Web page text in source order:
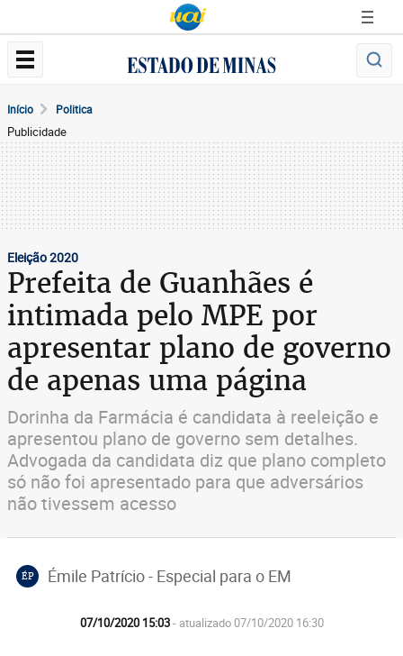
Início Politica
Publicidade
Eleição 2020
Prefeita de Guanhães é
intimada pelo MPE por
apresentar plano de governo
de apenas uma página
Dorinha da Farmácia é candidata à reeleição e
apresentou plano de governo sem detalhes.
Advogada da candidata diz que plano completo
só não foi apresentado para que adversários
não tivessem acesso
ÉP Émile Patrício - Especial para o EM
07/10/2020 15:03- atualizado 07/10/2020 16:30